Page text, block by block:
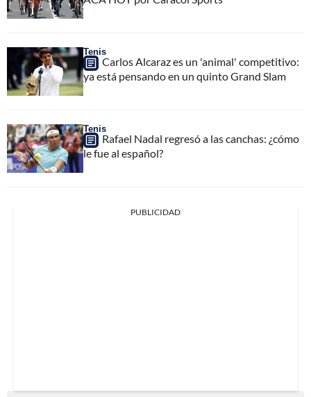
Tenis
Carlos Alcaraz es un 'animal' competitivo:
ya está pensando en un quinto Grand Slam
Tenis
Rafael Nadal regresó a las canchas: ¿cómo
le fue al español?
PUBLICIDAD